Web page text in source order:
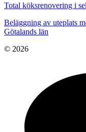
Total köksrenovering i
Beläggning av uteplats
Götalands län
© 2026